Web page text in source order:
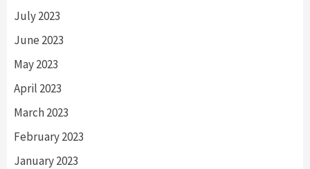
July 2023
June 2023
May 2023
April 2023
March 2023
February 2023
January 2023